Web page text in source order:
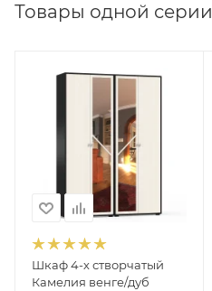
Товары одной серии
Шкаф 4-х створчатый
Камелия венге/дуб